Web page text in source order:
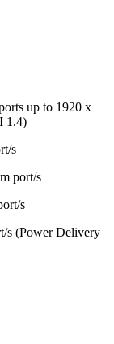
up to 1920 x
1.4)
s
port/s
s
s (Power Delivery